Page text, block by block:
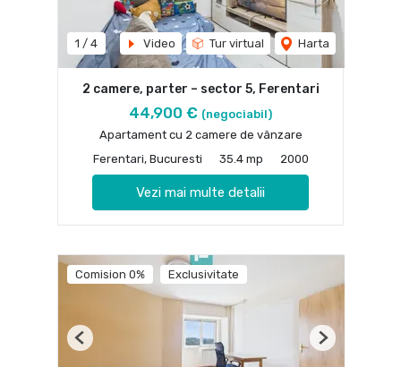
1 / 4 Video Tur virtual Harta
2 camere, parter – sector 5, Ferentari
44,900 € (negociabil)
Apartament cu 2 camere de vânzare
Ferentari, Bucuresti
35.4 mp 2000
Vezi mai multe detalii
Comision 0% Exclusivitate
Previous Next